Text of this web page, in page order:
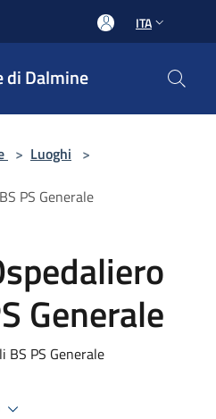
ITA
di Dalmine
> Luoghi >
PS Generale
Generale
BS PS Generale